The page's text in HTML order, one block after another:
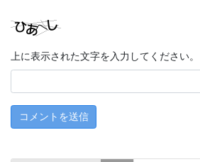
上に表示された文字を入力してください。